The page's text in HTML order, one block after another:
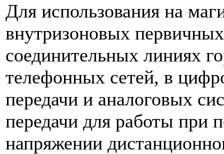
Для использования на
внутризоновых
соединительных линиях
телефонных сетей, в
передачи и аналоговых
передачи для работы при
напряжении